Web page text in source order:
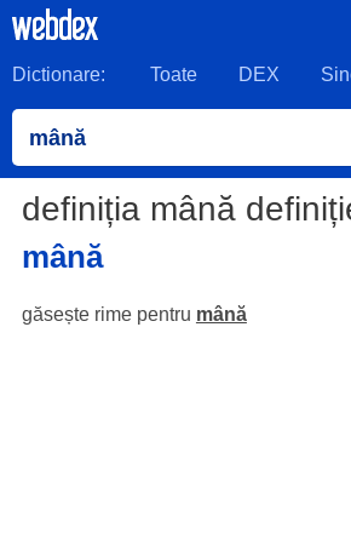
Dictionare: Toate DEX
definiția mână
mână
găsește rime pentru mână